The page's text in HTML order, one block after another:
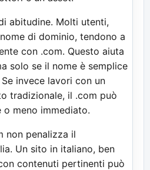
abitudine. Molti utenti,
di dominio, tendono a
con .com. Questo aiuta
solo se il nome è semplice
invece lavori con un
tradizionale, il .com può
o meno immediato.
non penalizza il
Un sito in italiano, ben
contenuti pertinenti può